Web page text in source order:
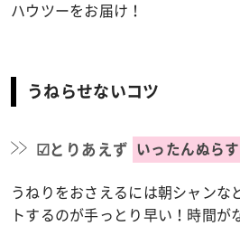
ハウツーをお届け！
うねらせないコツ
☑とりあえず いったんぬらす
うねりをおさえるには朝シャンな
トするのが手っとり早い！時間が